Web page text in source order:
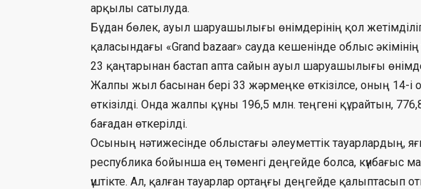
арқылы сатылуда.
Бұдан бөлек, ауыл шаруашылығы өнімдерінің қол
қаласындағы «Grand bazaar» сауда кешенінде облыс
23 қаңтарынан бастап апта сайын ауыл шаруашылығы
Жалпы жыл басынан бері 33 жәрмеңке өткізілсе, оның 14-і
өткізілді. Онда жалпы құны 196,5 млн. теңгені құрайтын,
бағадан өткерілді.
Осының нәтижесінде облыстағы әлеуметтік тауарлардың,
республика бойынша ең төменгі деңгейде болса, күнбағыс
үштікте. Ал, қалған тауарлар ортаңғы деңгейде қалыптасып